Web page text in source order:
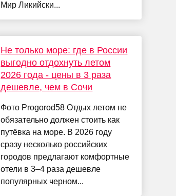
Мир Ликийски...
Не только море: где в России
выгодно отдохнуть летом
2026 года - цены в 3 раза
дешевле, чем в Сочи
Фото Progorod58 Отдых летом не
обязательно должен стоить как
путёвка на море. В 2026 году
сразу несколько российских
городов предлагают комфортные
отели в 3–4 раза дешевле
популярных черном...